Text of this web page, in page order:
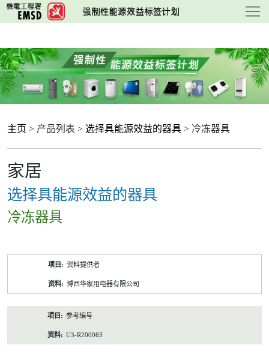
跳
至
要
内
容
主页 > 产品列表 > 选择具能源效益的器具 > 冷冻器具
家居
选择具能源效益的器具
冷冻器具
资料提供者
博西华家用电器有限公司
参考编号
U3-R200063